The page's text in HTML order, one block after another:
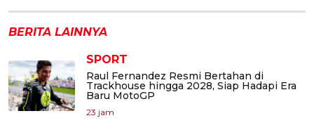
BERITA LAINNYA
SPORT
Raul Fernandez Resmi Bertahan di
Trackhouse hingga 2028, Siap Hadapi Era
Baru MotoGP
23 jam